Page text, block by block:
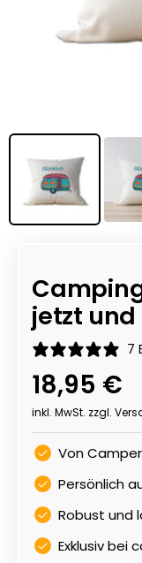
jetzt und
7
18,95 €
inkl. MwSt. zzgl.
Von
Persönlich
Robust und
Exklusiv bei